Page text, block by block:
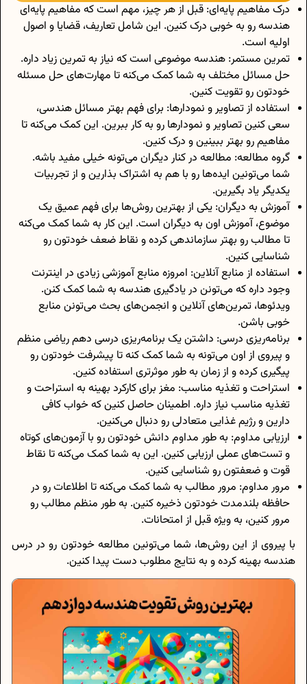
درک مفاهیم پایه‌ای: قبل از هر چیز، مهم است که مفاهیم پایه‌ای
هندسه رو به خوبی درک کنین. این شامل تعاریف، قضایا و اصول
اولیه است.
تمرین مستمر: هندسه موضوعی است که نیاز به تمرین زیاد داره.
حل مسائل مختلف به شما کمک می‌کنه تا مهارت‌های حل مسئله
خودتون رو تقویت کنین.
استفاده از تصاویر و نمودارها: برای فهم بهتر مسائل هندسی،
سعی کنین تصاویر و نمودارها رو به کار ببرین. این کمک می‌کنه تا
مفاهیم رو بهتر ببینین و درک کنین.
گروه مطالعه: مطالعه در کنار دیگران می‌تونه خیلی مفید باشه.
شما می‌تونین ایده‌ها رو با هم به اشتراک بذارین و از تجربیات
یکدیگر یاد بگیرین.
آموزش به دیگران: یکی از بهترین روش‌ها برای فهم عمیق یک
موضوع، آموزش اون به دیگران است. این کار به شما کمک می‌کنه
تا مطالب رو بهتر سازماندهی کرده و نقاط ضعف خودتون رو
شناسایی کنین.
استفاده از منابع آنلاین: امروزه منابع آموزشی زیادی در اینترنت
وجود داره که می‌تونن در یادگیری هندسه به شما کمک کنن.
ویدئوها، تمرین‌های آنلاین و انجمن‌های بحث می‌تونن منابع
خوبی باشن.
برنامه‌ریزی درسی: داشتن یک برنامه‌ریزی درسی دهم ریاضی منظم
و پیروی از اون می‌تونه به شما کمک کنه تا پیشرفت خودتون رو
پیگیری کرده و از زمان به طور موثرتری استفاده کنین.
استراحت و تغذیه مناسب: مغز برای کارکرد بهینه به استراحت و
تغذیه مناسب نیاز داره. اطمینان حاصل کنین که خواب کافی
دارین و رژیم غذایی متعادلی رو دنبال می‌کنین.
ارزیابی مداوم: به طور مداوم دانش خودتون رو با آزمون‌های کوتاه
و تست‌های عملی ارزیابی کنین. این به شما کمک می‌کنه تا نقاط
قوت و ضعفتون رو شناسایی کنین.
مرور مداوم: مرور مطالب به شما کمک می‌کنه تا اطلاعات رو در
حافظه بلندمدت خودتون ذخیره کنین. به طور منظم مطالب رو
مرور کنین، به ویژه قبل از امتحانات.
با پیروی از این روش‌ها، شما می‌تونین مطالعه خودتون رو در درس
هندسه بهینه کرده و به نتایج مطلوب دست پیدا کنین.